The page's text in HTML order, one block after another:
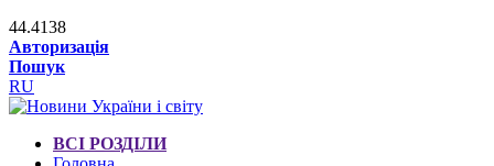
44.4138
Авторизація
Пошук
RU
ВСІ РОЗДІЛИ